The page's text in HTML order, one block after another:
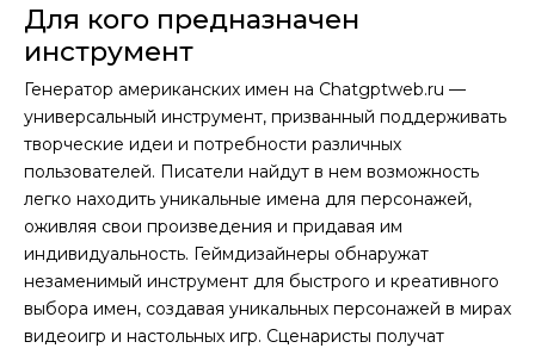
Для кого предназначен
инструмент
Генератор американских имен на Chatgptweb.ru —
универсальный инструмент, призванный поддерживать
творческие идеи и потребности различных
пользователей. Писатели найдут в нем возможность
легко находить уникальные имена для персонажей,
оживляя свои произведения и придавая им
индивидуальность. Геймдизайнеры обнаружат
незаменимый инструмент для быстрого и креативного
выбора имен, создавая уникальных персонажей в мирах
видеоигр и настольных игр. Сценаристы получат